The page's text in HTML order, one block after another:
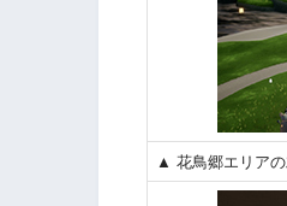
▲ 花鳥郷エリア